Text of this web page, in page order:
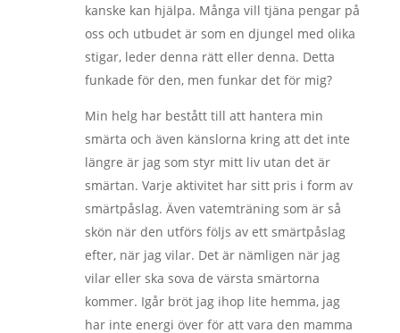
kanske kan hjälpa. Många vill tjäna pengar på
oss och utbudet är som en djungel med olika
stigar, leder denna rätt eller denna. Detta
funkade för den, men funkar det för mig?
Min helg har bestått till att hantera min
smärta och även känslorna kring att det inte
längre är jag som styr mitt liv utan det är
smärtan. Varje aktivitet har sitt pris i form av
smärtpåslag. Även vatemträning som är så
skön när den utförs följs av ett smärtpåslag
efter, när jag vilar. Det är nämligen när jag
vilar eller ska sova de värsta smärtorna
kommer. Igår bröt jag ihop lite hemma, jag
har inte energi över för att vara den mamma